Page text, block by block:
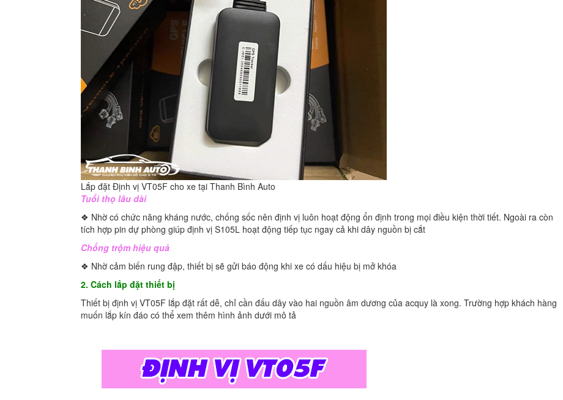
Lắp đặt Định vị VT05F cho xe tại Thanh Bình Auto
Tuổi thọ lâu dài
❖ Nhờ có chức năng kháng nước, chống sốc nên định vị luôn hoạt động ổn định trong mọi điều kiện thời tiết. Ngoài ra còn
tích hợp pin dự phòng giúp định vị S105L hoạt động tiếp tục ngay cả khi dây nguồn bị cắt
Chống trộm hiệu quả
❖ Nhờ cảm biến rung đập, thiết bị sẽ gửi báo động khi xe có dấu hiệu bị mở khóa
2. Cách lắp đặt thiết bị
Thiết bị định vị VT05F lắp đặt rất dễ, chỉ cần đấu dây vào hai nguồn âm dương của acquy là xong. Trường hợp khách hàng
muốn lắp kín đáo có thể xem thêm hình ảnh dưới mô tả